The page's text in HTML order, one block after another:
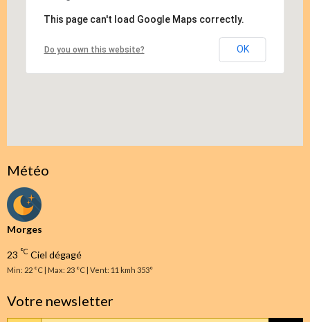
This page can't load Google Maps correctly.
Do you own this website? OK
Météo
Morges
23 °C Ciel dégagé
Min: 22 °C | Max: 23 °C | Vent: 11 kmh 353°
Votre newsletter